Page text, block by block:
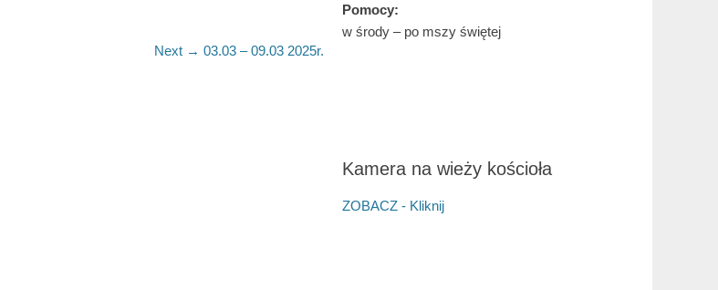
Next → Next
03.03 – 09.03 2025r.
Pomocy:
w środy – po mszy świętej
Kamera na wieży kościoła
ZOBACZ - Kliknij